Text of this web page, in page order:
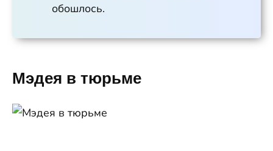
обошлось.
Мэдея в тюрьме